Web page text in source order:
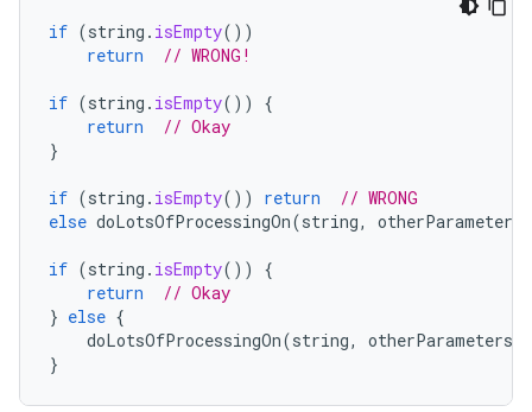
if (string . isEmpty())
return
// WRONG!
if (string . isEmpty())
{
return
// Okay
}
if (string . isEmpty()) return
// WRONG
else doLotsOfProcessingOn(string,
if (string . isEmpty())
{
return
// Okay
} else {
doLotsOfProcessingOn(string,
}